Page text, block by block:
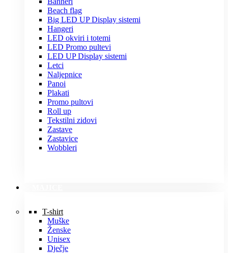
Beach flag
Big LED UP Display sistemi
Hangeri
LED okviri i totemi
LED Promo pultevi
LED UP Display sistemi
Letci
Naljepnice
Panoi
Plakati
Promo pultovi
Roll up
Tekstilni zidovi
Zastave
Zastavice
Wobbleri
T-shirt
Muške
Ženske
Unisex
Dječje